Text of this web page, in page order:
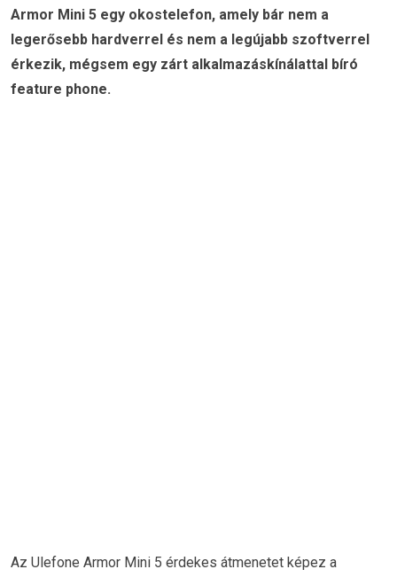
Armor Mini 5 egy okostelefon, amely bár nem a
legerősebb hardverrel és nem a legújabb szoftverrel
érkezik, mégsem egy zárt alkalmazáskínálattal bíró
feature phone.
Az Ulefone Armor Mini 5 érdekes átmenetet képez a